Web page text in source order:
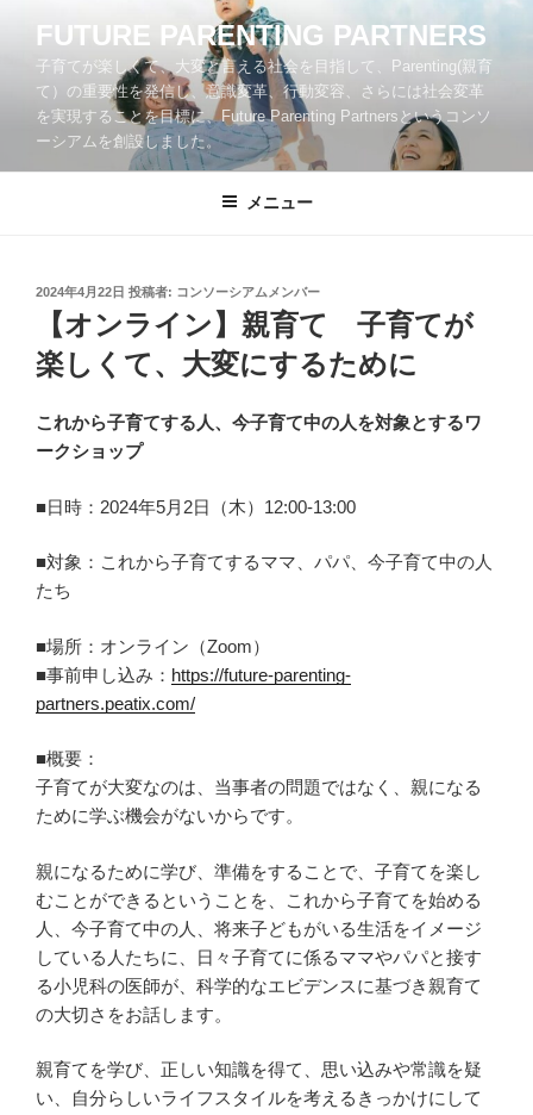
FUTURE PARENTING PARTNERS
子育てが楽しくて、大変と言える社会を目指して、Parenting(親育
て）の重要性を発信し、意識変革、行動変容、さらには社会変革
を実現することを目標に、Future Parenting Partnersというコンソ
ーシアムを創設しました。
メニュー
投
2024年4月22日 投稿者: コンソーシアムメンバー
【オンライン】親育て 子育てが
楽しくて、大変にするために
これから子育てする人、今子育て中の人を対象とするワ
ークショップ
■日時：2024年5月2日（木）12:00-13:00
■対象：これから子育てするママ、パパ、今子育て中の人
たち
■場所：オンライン（Zoom）
■事前申し込み： https://future-parenting-
partners.peatix.com/
■概要：
子育てが大変なのは、当事者の問題ではなく、親になる
ために学ぶ機会がないからです。
親になるために学び、準備をすることで、子育てを楽し
むことができるということを、これから子育てを始める
人、今子育て中の人、将来子どもがいる生活をイメージ
している人たちに、日々子育てに係るママやパパと接す
る小児科の医師が、科学的なエビデンスに基づき親育て
の大切さをお話します。
親育てを学び、正しい知識を得て、思い込みや常識を疑
い、自分らしいライフスタイルを考えるきっかけにして